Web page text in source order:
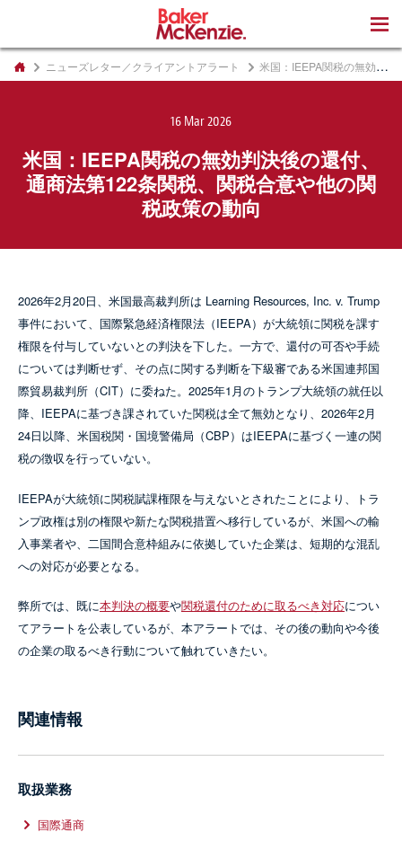
ニューズレター／クライアントアラート 米国：IEEPA関税の無効判決後の還付、通商法第122条関税、関税合意や他の関税政策の動向
16 Mar 2026
米国：IEEPA関税の無効判決後の還付、
通商法第122条関税、関税合意や他の関
税政策の動向
2026年2月20日、米国最高裁判所は Learning Resources, Inc. v. Trump
事件において、国際緊急経済権限法（IEEPA）が大統領に関税を課す
権限を付与していないとの判決を下した。一方で、還付の可否や手続
については判断せず、その点に関する判断を下級審である米国連邦国
際貿易裁判所（CIT）に委ねた。2025年1月のトランプ大統領の就任以
降、IEEPAに基づき課されていた関税は全て無効となり、2026年2月
24日以降、米国税関・国境警備局（CBP）はIEEPAに基づく一連の関
税の徴収を行っていない。
IEEPAが大統領に関税賦課権限を与えないとされたことにより、トラ
ンプ政権は別の権限や新たな関税措置へ移行しているが、米国への輸
入事業者や、二国間合意枠組みに依拠していた企業は、短期的な混乱
への対応が必要となる。
弊所では、既に本判決の概要や関税還付のために取るべき対応につい
てアラートを公表しているが、本アラートでは、その後の動向や今後
の企業の取るべき行動について触れていきたい。
関連情報
取扱業務
国際通商